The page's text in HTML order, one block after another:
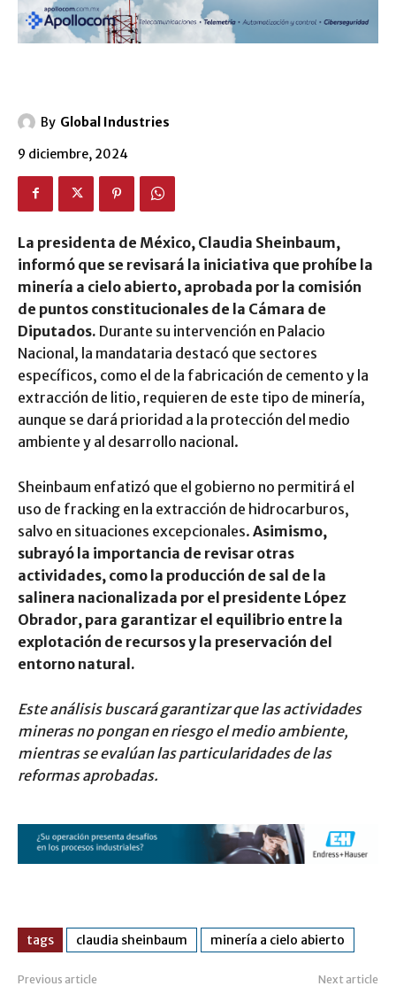
By Global Industries
9 diciembre, 2024
La presidenta de México, Claudia Sheinbaum,
informó que se revisará la iniciativa que prohíbe la
minería a cielo abierto, aprobada por la comisión
de puntos constitucionales de la Cámara de
Diputados. Durante su intervención en Palacio
Nacional, la mandataria destacó que sectores
específicos, como el de la fabricación de cemento y la
extracción de litio, requieren de este tipo de minería,
aunque se dará prioridad a la protección del medio
ambiente y al desarrollo nacional.
Sheinbaum enfatizó que el gobierno no permitirá el
uso de fracking en la extracción de hidrocarburos,
salvo en situaciones excepcionales. Asimismo,
subrayó la importancia de revisar otras
actividades, como la producción de sal de la
salinera nacionalizada por el presidente López
Obrador, para garantizar el equilibrio entre la
explotación de recursos y la preservación del
entorno natural.
Este análisis buscará garantizar que las actividades
mineras no pongan en riesgo el medio ambiente,
mientras se evalúan las particularidades de las
reformas aprobadas.
tags claudia sheinbaum minería a cielo abierto
Previous article Next article